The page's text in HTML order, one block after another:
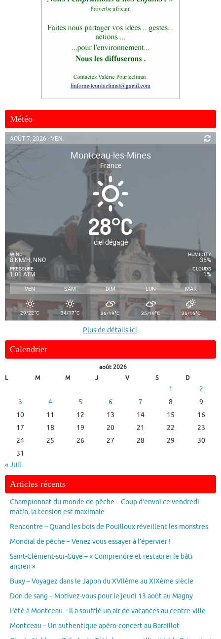
Météo
AOÛT 7, 2026 - VEN.
Montceau-les-Mines
France
28°C
ciel dégagé
WIND
8 KM/H, NNO
PRESSURE
1.01 ATM
HUMIDITY
35%
CLOUDS
1%
VEN SAM DIM LUN MAR
29/22°C 34/17°C 36/19°C 35/19°C 36/16°C
Plus de détails ici.
Calendrier
août 2026
L
M M J V S D
1
2
3
4 5 6 7 8
9
10
11 12 13 14 15
16
17
18 19 20 21 22
23
24
25 26 27 28 29
30
31
« Juil
Articles récents
Championnat du monde de pêche – Coup d’envoi ce vendredi
matin, la tension est maximale
Rencontre – Quand les bois de Pouilloux réveillent les monstres
Mondial de pêche – Venez vous essayer à l’épervier !
Saint-Clément-sur-Guye – « Comprendre et restaurer le bâti
ancien »
Buxy – Voyagez dans le Japon du XVIIème au XIXème siècle
Don de sang – Motivez-vous pour le jeudi 13 août au Magny
L’été à Montceau – Il a soufflé un air de vacances au centre-ville
Montceau – Un authentique apéro-concert au Baraillot